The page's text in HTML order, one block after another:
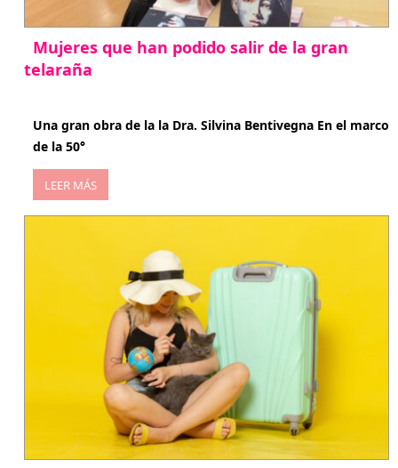
Mujeres que han podido salir de la gran
telaraña
Una gran obra de la la Dra. Silvina Bentivegna En el marco
de la 50°
LEER MÁS